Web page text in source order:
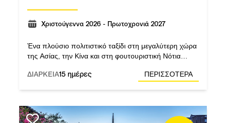
Χριστούγεννα 2026 - Πρωτοχρονιά 2027
Ένα πλούσιο πολιτιστικό ταξίδι στη μεγαλύτερη χώρα
της Ασίας, την Κίνα και στη φουτουριστική Νότια
σας συναρπάσει!
ΔΙΑΡΚΕΙΑ15 ημέρες ΠΕΡΙΣΣΟΤΕΡΑ